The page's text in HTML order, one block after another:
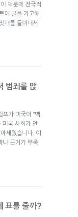
덕분에 전국적
에 글을 기고해
대를 들이대서
범죄를 많
프가 미국이 "멕
미국 사회가 안
세웠습니다. 이
나 근거가 부족
표를 줄까?